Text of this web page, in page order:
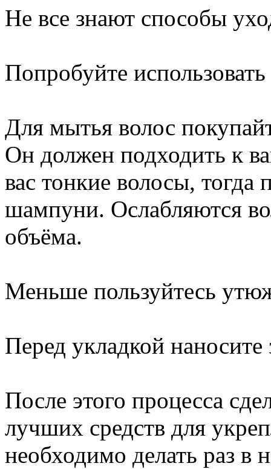
Не все знают способы
Попробуйте
Для мытья волос
Он должен подходить к
вас тонкие волосы,
шампуни. Ослабляются
объёма.
Меньше пользуйтесь
Перед укладкой
После этого процесса
лучших средств для
необходимо делать раз в